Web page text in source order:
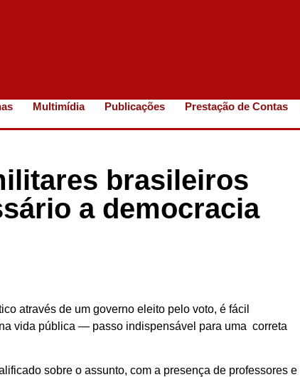
Multimídia Publicações Prestação de Contas
brasileiros
a democracia
através de um governo eleito pelo voto, é fácil
vida pública — passo indispensável para uma correta
sobre o assunto, com a presença de professores e